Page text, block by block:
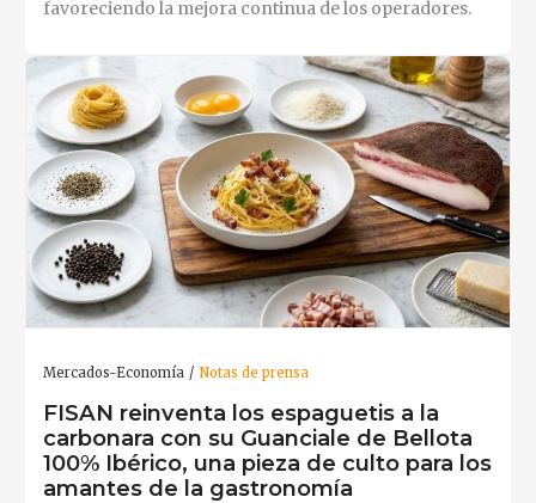
favoreciendo la mejora continua de los operadores.
Mercados-Economía Notas de prensa
FISAN reinventa los espaguetis a la
carbonara con su Guanciale de Bellota
100% Ibérico, una pieza de culto para los
amantes de la gastronomía